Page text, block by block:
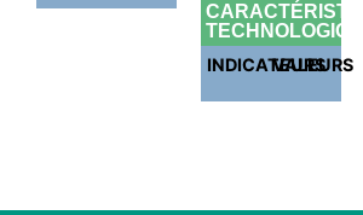
INDICATEURS
VALEURS